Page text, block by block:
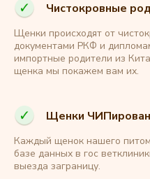
Чистокровные
Щенки происходят от
документами РКФ и
импортные родители из
щенка мы покажем вам их.
Щенки
Каждый щенок нашего
базе данных в гос
выезда заграницу.